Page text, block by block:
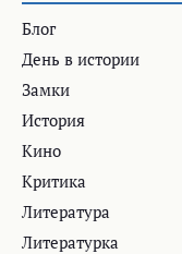
Блог
День в истории
Замки
История
Кино
Критика
Литература
Литературка